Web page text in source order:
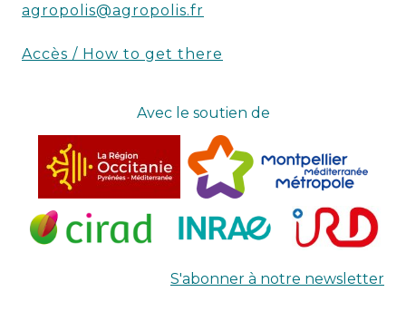
agropolis@agropolis.fr
Accès / How to get there
Avec le soutien de
S'abonner à notre newsletter